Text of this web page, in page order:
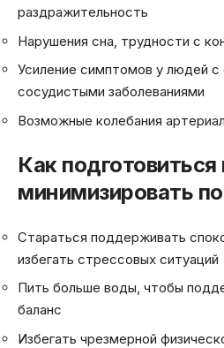
раздражительность
Нарушения сна, трудности с
Усиление симптомов у людей
сосудистыми заболеваниями
Возможные колебания
Как подготовиться
минимизировать
Стараться поддерживать
избегать стрессовых ситуаций
Пить больше воды, чтобы
баланс
Избегать чрезмерной